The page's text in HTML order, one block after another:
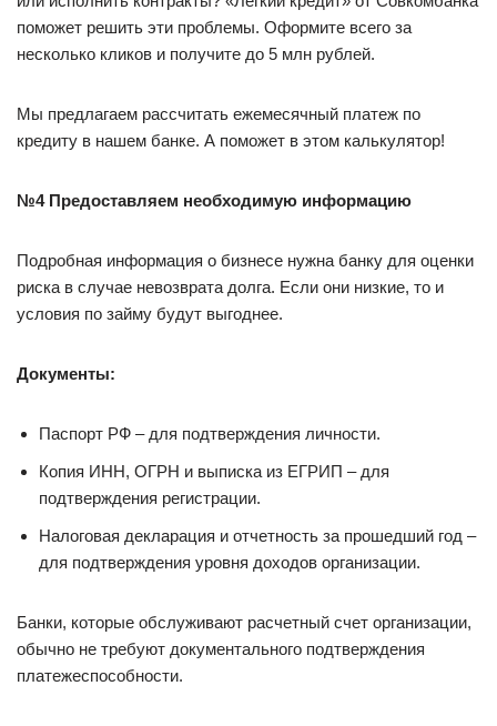
поможет решить эти проблемы. Оформите всего за
несколько кликов и получите до 5 млн рублей.
Мы предлагаем рассчитать ежемесячный платеж по
кредиту в нашем банке. А поможет в этом калькулятор!
№4 Предоставляем необходимую информацию
Подробная информация о бизнесе нужна банку для оценки
риска в случае невозврата долга. Если они низкие, то и
условия по займу будут выгоднее.
Документы:
Паспорт РФ – для подтверждения личности.
Копия ИНН, ОГРН и выписка из ЕГРИП – для
подтверждения регистрации.
Налоговая декларация и отчетность за прошедший год –
для подтверждения уровня доходов организации.
Банки, которые обслуживают расчетный счет организации,
обычно не требуют документального подтверждения
платежеспособности.